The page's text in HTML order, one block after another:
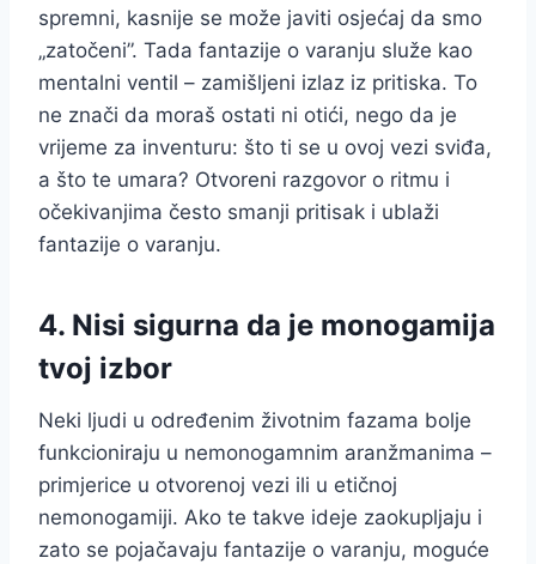
spremni, kasnije se može javiti osjećaj da smo
„zatočeni”. Tada fantazije o varanju služe kao
mentalni ventil – zamišljeni izlaz iz pritiska. To
ne znači da moraš ostati ni otići, nego da je
vrijeme za inventuru: što ti se u ovoj vezi sviđa,
a što te umara? Otvoreni razgovor o ritmu i
očekivanjima često smanji pritisak i ublaži
fantazije o varanju.
4. Nisi sigurna da je monogamija
tvoj izbor
Neki ljudi u određenim životnim fazama bolje
funkcioniraju u nemonogamnim aranžmanima –
primjerice u otvorenoj vezi ili u etičnoj
nemonogamiji. Ako te takve ideje zaokupljaju i
zato se pojačavaju fantazije o varanju, moguće